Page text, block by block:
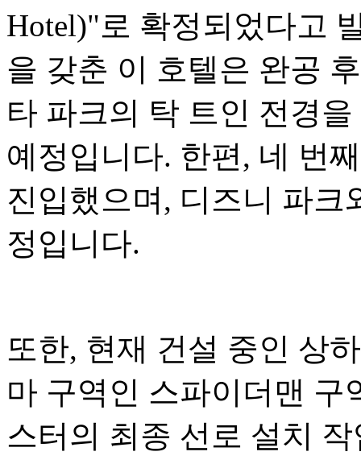
Hotel)"로 확정되었다고
을 갖춘 이 호텔은 완공
타 파크의 탁 트인 전경
예정입니다. 한편, 네 번
진입했으며, 디즈니 파크
정입니다.
또한, 현재 건설 중인 상
마 구역인 스파이더맨 구
스터의 최종 선로 설치